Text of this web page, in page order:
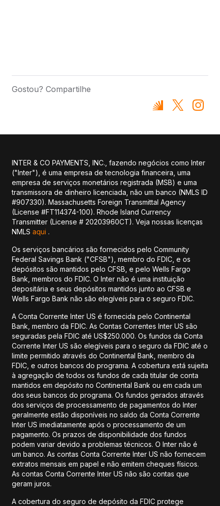
Gostou? Compartilhe
INTER & CO PAYMENTS, INC., fazendo negócios como Inter
("Inter"), é uma empresa de tecnologia financeira, uma
empresa de serviços monetários registrada (MSB) e uma
transmissora de dinheiro licenciada, não um banco (NMLS ID
#907330). Massachusetts Foreign Transmittal Agency
(License #FT114374-100). Rhode Island Currency
Transmitter (License # 20203960CT). Veja nossas licenças
NMLS aqui .
Os serviços bancários são fornecidos pelo Community
Federal Savings Bank ("CFSB"), membro do FDIC, e os
depósitos são mantidos pelo CFSB, e pelo Wells Fargo
Bank, membros do FDIC. O Inter não é uma instituição
depositária e seus depósitos mantidos junto ao CFSB e
Wells Fargo Bank não são elegíveis para o seguro FDIC.
A Conta Corrente Inter US é fornecida pelo Continental
Bank, membro da FDIC. As Contas Correntes Inter US são
seguradas pela FDIC até US$250.000. Os fundos da Conta
Corrente Inter US são elegíveis para o seguro da FDIC até o
limite permitido através do Continental Bank, membro da
FDIC, e outros bancos do programa. A cobertura está sujeita
à agregação de todos os fundos de cada titular de conta
mantidos em depósito no Continental Bank ou em cada um
dos seus bancos do programa. Os fundos gerados através
dos serviços de processamento de pagamentos do Inter
geralmente estão disponíveis no saldo da Conta Corrente
Inter US imediatamente após o processamento de um
pagamento. Os prazos de disponibilidade dos fundos
podem variar devido a problemas técnicos. O Inter não é
um banco. As contas Conta Corrente Inter US não fornecem
extratos mensais em papel e não emitem cheques físicos.
As contas Conta Corrente Inter US não são contas que
geram juros.
A cobertura do seguro de depósito da FDIC protege